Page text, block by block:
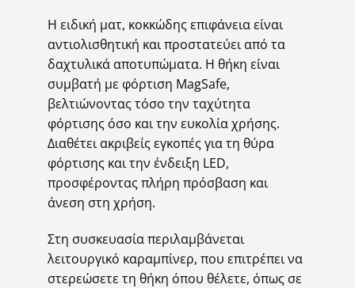
Η ειδική ματ, κοκκώδης επιφάνεια είναι
αντιολισθητική και προστατεύει από τα
δαχτυλικά αποτυπώματα. Η θήκη είναι
συμβατή με φόρτιση MagSafe,
βελτιώνοντας τόσο την ταχύτητα
φόρτισης όσο και την ευκολία χρήσης.
Διαθέτει ακριβείς εγκοπές για τη θύρα
φόρτισης και την ένδειξη LED,
προσφέροντας πλήρη πρόσβαση και
άνεση στη χρήση.
Στη συσκευασία περιλαμβάνεται
λειτουργικό καραμπίνερ, που επιτρέπει να
στερεώσετε τη θήκη όπου θέλετε, όπως σε